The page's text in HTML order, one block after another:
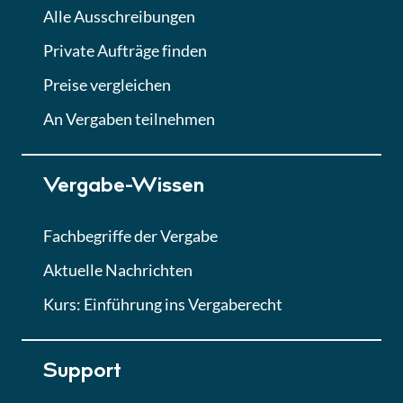
Alle Ausschreibungen
Private Aufträge finden
Preise vergleichen
An Vergaben teilnehmen
Vergabe-Wissen
Fachbegriffe der Vergabe
Aktuelle Nachrichten
Kurs: Einführung ins Vergaberecht
Support